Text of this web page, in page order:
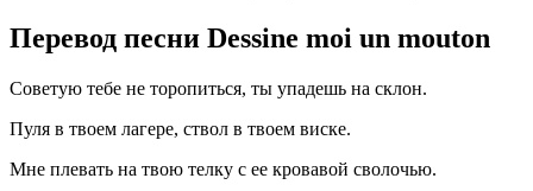
Перевод песни Dessine moi un mouton
Советую тебе не торопиться, ты упадешь на склон.
Пуля в твоем лагере, ствол в твоем виске.
Мне плевать на твою телку с ее кровавой сволочью.